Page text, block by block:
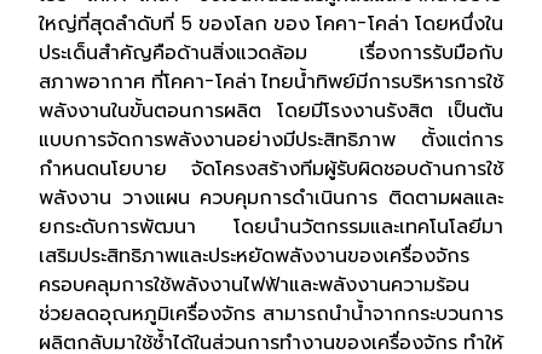
ใหญ่ที่สุดลำดับที่ 5 ของโลก ของ โคคา-โคล่า โดยหนึ่งใน
ประเด็นสำคัญคือด้านสิ่งแวดล้อม เรื่องการรับมือกับ
สภาพอากาศ ที่โคคา-โคล่า ไทยน้ำทิพย์มีการบริหารการใช้
พลังงานในขั้นตอนการผลิต โดยมีโรงงานรังสิต เป็นต้น
แบบการจัดการพลังงานอย่างมีประสิทธิภาพ ตั้งแต่การ
กำหนดนโยบาย จัดโครงสร้างทีมผู้รับผิดชอบด้านการใช้
พลังงาน วางแผน ควบคุมการดำเนินการ ติดตามผลและ
ยกระดับการพัฒนา โดยนำนวัตกรรมและเทคโนโลยีมา
เสริมประสิทธิภาพและประหยัดพลังงานของเครื่องจักร
ครอบคลุมการใช้พลังงานไฟฟ้าและพลังงานความร้อน
ช่วยลดอุณหภูมิเครื่องจักร สามารถนำน้ำจากกระบวนการ
ผลิตกลับมาใช้ซ้ำได้ในส่วนการทำงานของเครื่องจักร ทำให้